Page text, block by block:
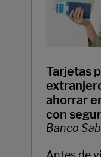
Tarjetas
ahorrar
con
Banco